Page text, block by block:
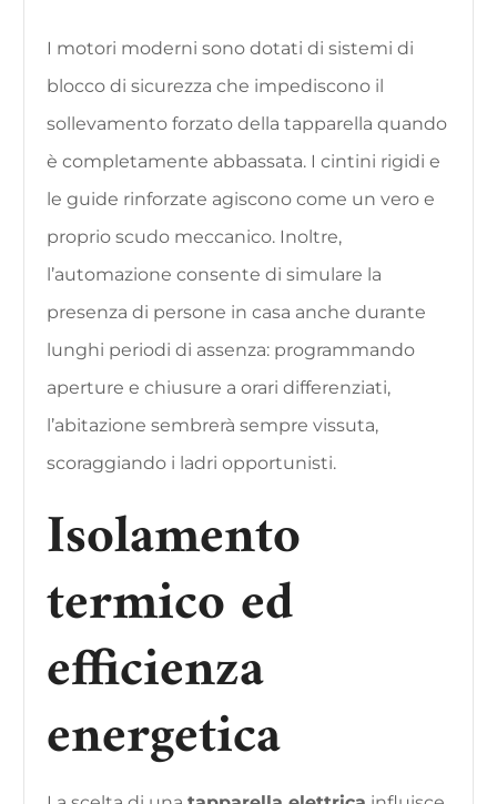
I motori moderni sono dotati di sistemi di
blocco di sicurezza che impediscono il
sollevamento forzato della tapparella quando
è completamente abbassata. I cintini rigidi e
le guide rinforzate agiscono come un vero e
proprio scudo meccanico. Inoltre,
l’automazione consente di simulare la
presenza di persone in casa anche durante
lunghi periodi di assenza: programmando
aperture e chiusure a orari differenziati,
l’abitazione sembrerà sempre vissuta,
scoraggiando i ladri opportunisti.
Isolamento
termico ed
efficienza
energetica